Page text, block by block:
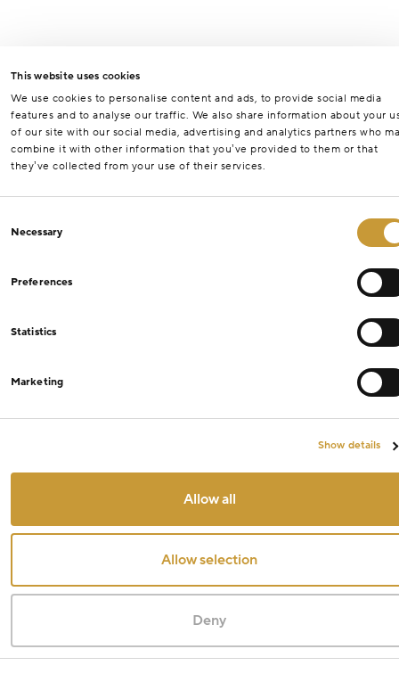
This website uses cookies
We use cookies to personalise content and ads, to provide social media
features and to analyse our traffic. We also share information about your
of our site with our social media, advertising and analytics partners who
combine it with other information that you’ve provided to them or that
they’ve collected from your use of their services.
Selection
Necessary
Preferences
Statistics
Marketing
Show details
Allow all
Allow selection
Deny